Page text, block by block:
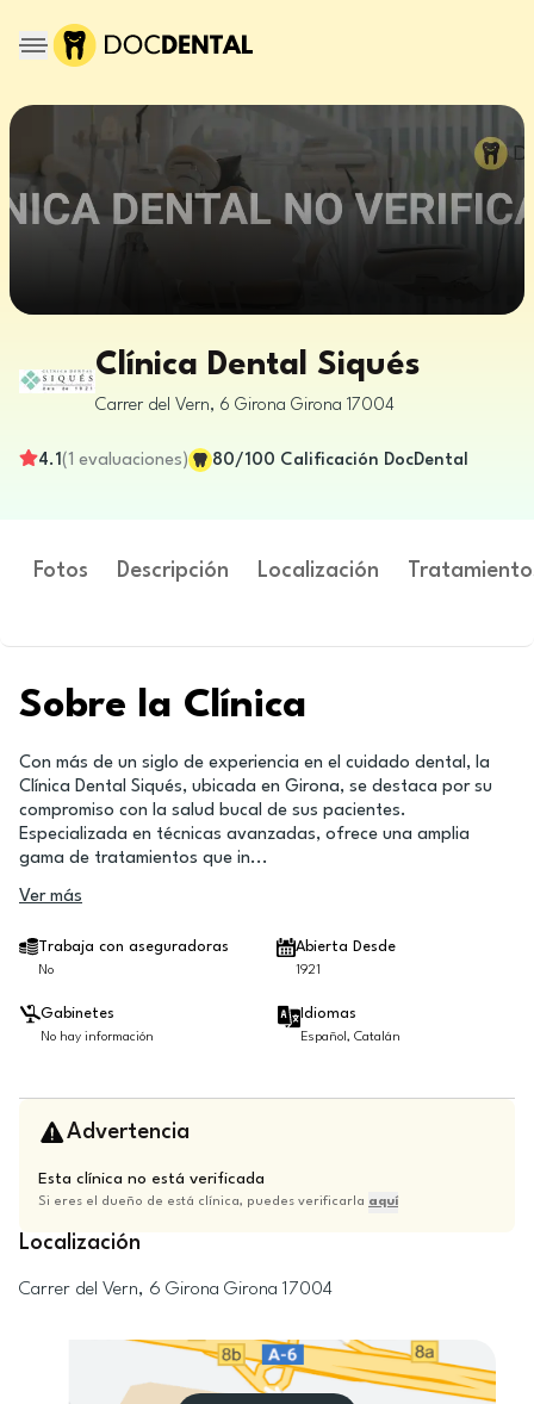
Clínica Dental Siqués
Carrer del Vern, 6 Girona Girona 17004
4.1 (1 evaluaciones) 80/100 Calificación DocDental
Fotos Descripción Localización
Sobre la Clínica
Con más de un siglo de experiencia en el cuidado dental, la
Clínica Dental Siqués, ubicada en Girona, se destaca por su
compromiso con la salud bucal de sus pacientes.
Especializada en técnicas avanzadas, ofrece una amplia
gama de tratamientos que in...
Ver más
Trabaja con aseguradoras
No
Abierta Desde
1921
Gabinetes
No hay información
Idiomas
Español, Catalán
Advertencia
Esta clínica no está verificada
Si eres el dueño de está clínica, puedes verificarla aquí
Localización
Carrer del Vern, 6 Girona Girona 17004